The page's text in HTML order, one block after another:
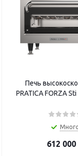
Печь
PRATICA FORZA
612 000